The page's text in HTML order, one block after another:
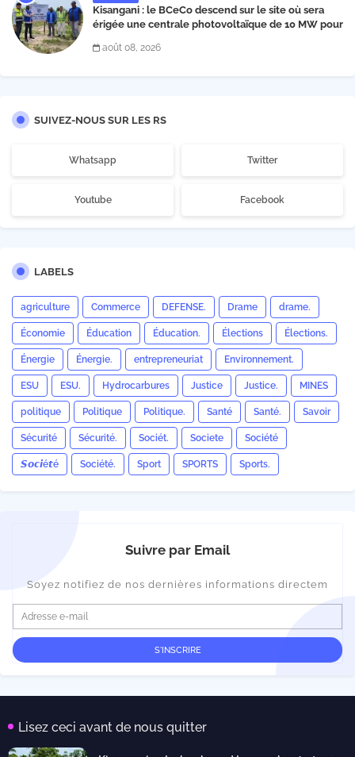
Kisangani : le BCeCo descend sur le site où sera
érigée une centrale photovoltaïque de 10 MW pour
août 08, 2026
SUIVEZ-NOUS SUR LES RS
Whatsapp Twitter
Youtube Facebook
LABELS
agriculture Commerce DEFENSE. Drame drame.
Économie Éducation Éducation. Élections Élections.
Énergie Énergie. entrepreneuriat Environnement.
ESU ESU. Hydrocarbures Justice Justice. MINES
politique Politique Politique. Santé Santé. Savoir
Sécurité Sécurité. Sociét. Societe Société
𝙎𝙤𝙘𝙞é𝙩é Société. Sport SPORTS Sports.
Suivre par Email
Soyez notifiez de nos dernières informations directem
Lisez ceci avant de nous quitter